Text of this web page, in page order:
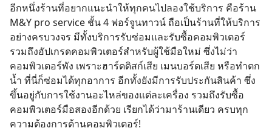
อีกหนึ่งร้านที่อยากแนะนำให้ทุกคนไปลองใช้บริการ คือร้าน
M&Y pro service ชั้น 4 ฟอร์จูนทาวน์ ถือเป็นร้านที่ให้บริการ
อย่างครบวงจร มีทั้งบริการรับซ่อมและรับซื้อคอมพิวเตอร์
รวมถึงอัปเกรดคอมพิวเตอร์สำหรับผู้ใช้มือใหม่ ซึ่งไม่ว่า
คอมพิวเตอร์พัง เพราะฮาร์ดดิสก์เสีย เมนบอร์ดเสีย หรือทำตก
น้ำ ที่นี่ก็ซ่อมได้ทุกอาการ อีกทั้งยังมีการรับประกันสินค้า ซึ่ง
ขึ้นอยู่กับการใช้งานอะไหล่ของแต่ละเครื่อง รวมถึงรับซื้อ
คอมพิวเตอร์มือสองอีกด้วย เรียกได้ว่ามาร้านเดียว ครบทุก
ความต้องการด้านคอมพิวเตอร์!